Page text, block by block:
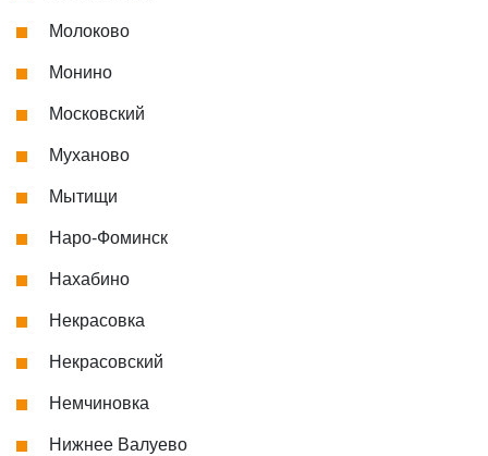
Молоково
Монино
Московский
Муханово
Мытищи
Наро-Фоминск
Нахабино
Некрасовка
Некрасовский
Немчиновка
Нижнее Валуево